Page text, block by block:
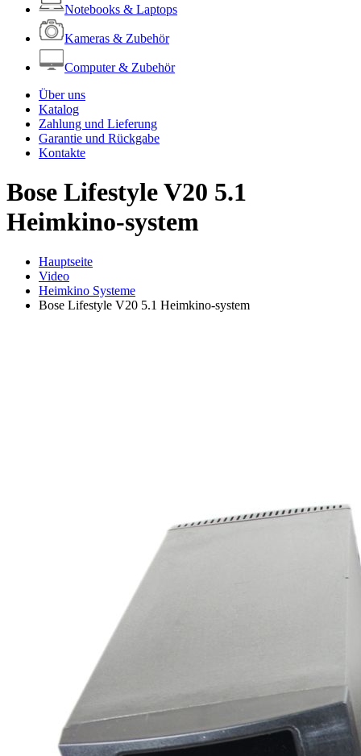
Notebooks & Laptops
Kameras & Zubehör
Computer & Zubehör
Über uns
Katalog
Zahlung und Lieferung
Garantie und Rückgabe
Kontakte
Bose Lifestyle V20 5.1
Heimkino-system
Hauptseite
Video
Heimkino Systeme
Bose Lifestyle V20 5.1 Heimkino-system